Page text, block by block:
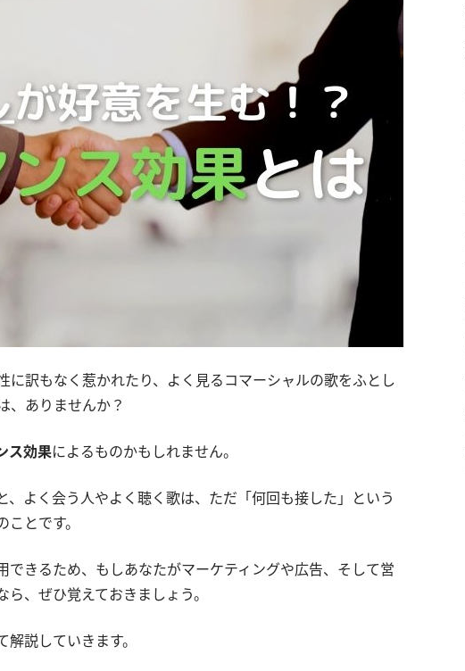
に訳もなく惹かれたり、よく見るコマーシャルの歌をふとし
、ありませんか？
ス効果によるものかもしれません。
、よく会う人やよく聴く歌は、ただ「何回も接した」という
とです。
できるため、もしあなたがマーケティングや広告、そして営
、ぜひ覚えておきましょう。
説していきます。